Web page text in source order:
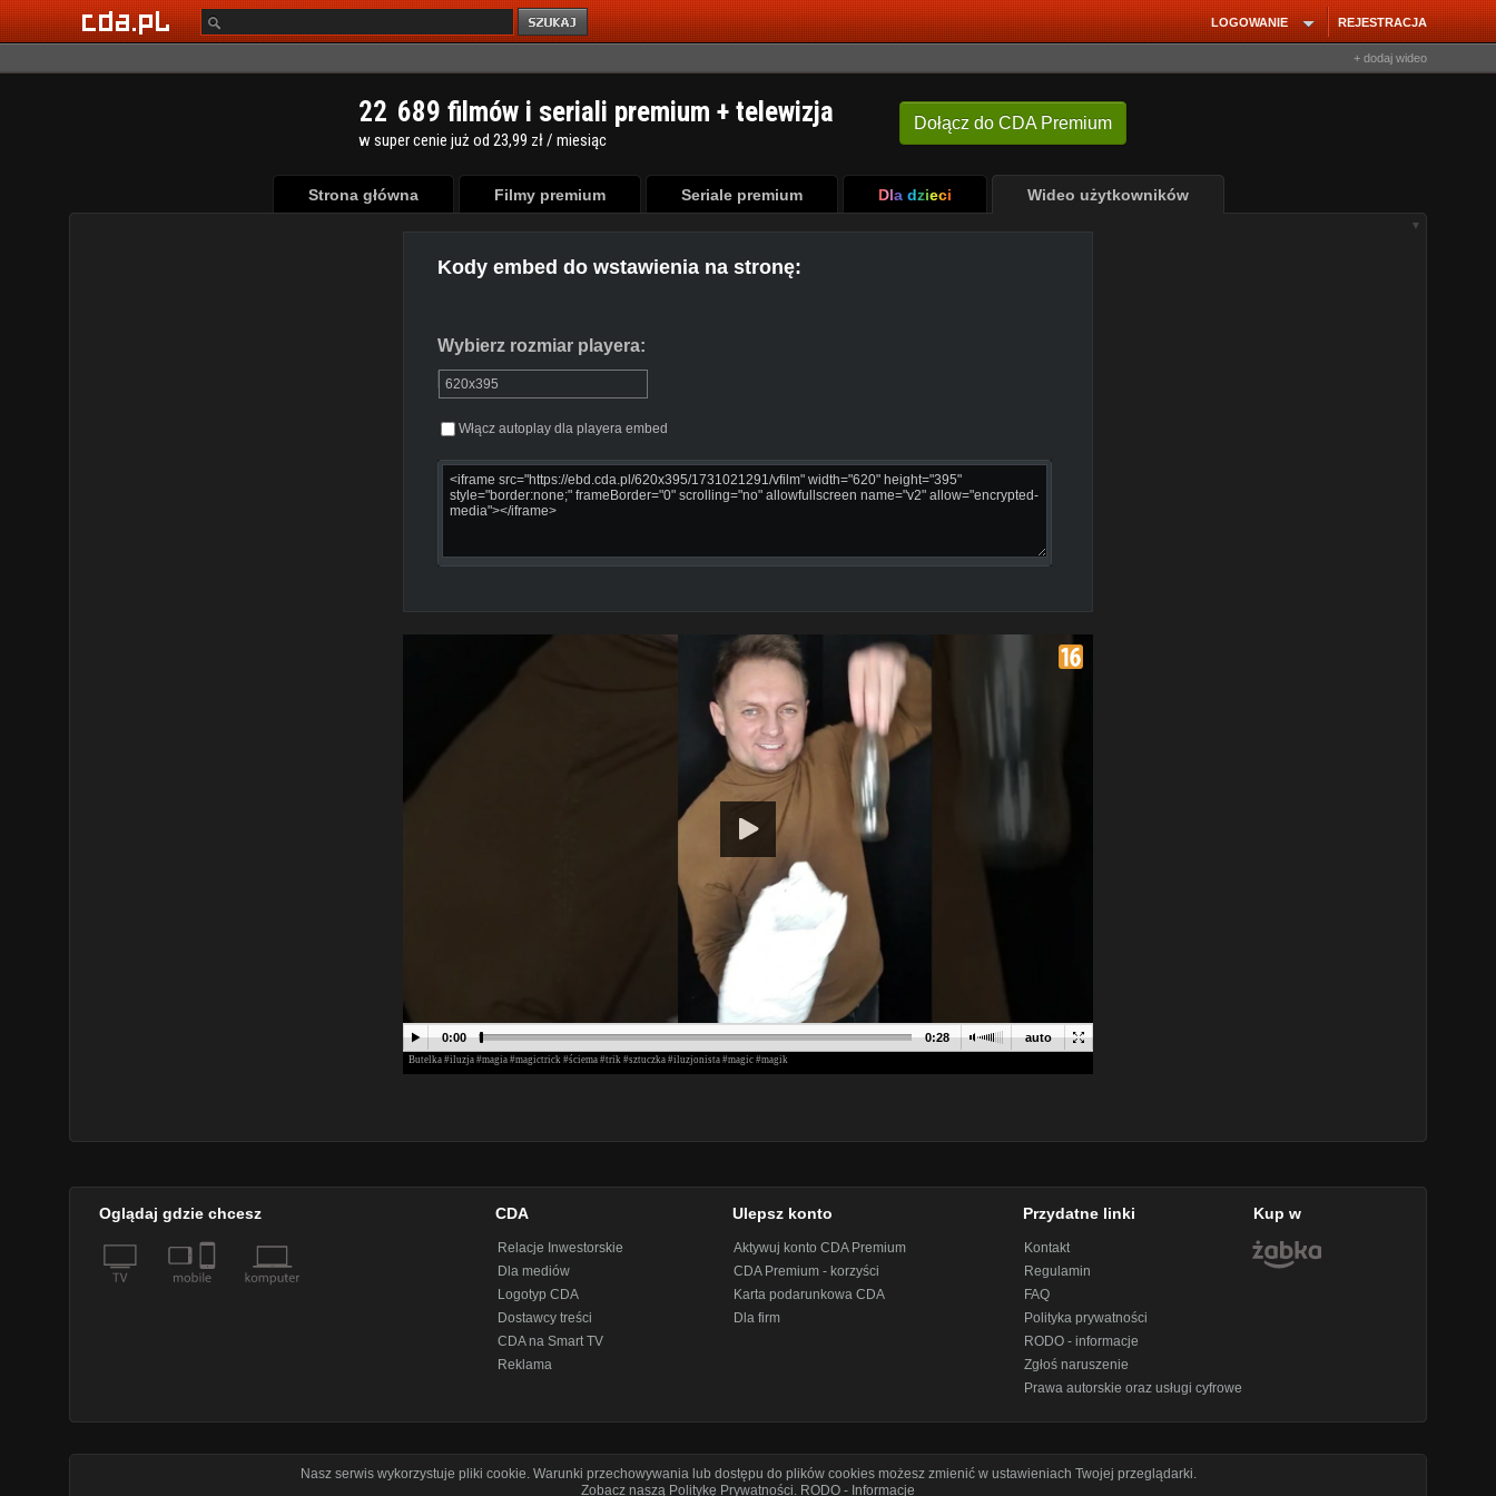
REJESTRACJA
LOGOWANIE
+ dodaj wideo
Dołącz do CDA Premium
22 689 filmów i seriali premium + telewizja
w super cenie już od 23,99 zł / miesiąc
Strona główna Filmy premium Seriale premium Dla dzieci Wideo użytkowników
Kody embed do wstawienia na stronę:
Wybierz rozmiar playera:
Włącz autoplay dla playera embed
Oglądaj gdzie chcesz CDA
Relacje Inwestorskie
Dla mediów
Logotyp CDA
Dostawcy treści
CDA na Smart TV
Reklama
Ulepsz konto
Aktywuj konto CDA Premium
CDA Premium - korzyści
Karta podarunkowa CDA
Dla firm
Przydatne linki
Kontakt
Regulamin
FAQ
Polityka prywatności
RODO - informacje
Zgłoś naruszenie
Prawa autorskie oraz usługi cyfrowe
Kup w
Nasz serwis wykorzystuje pliki cookie. Warunki przechowywania lub dostępu do plików cookies możesz zmienić w ustawieniach Twojej przeglądarki.
Zobacz naszą Politykę Prywatności. RODO - Informacje